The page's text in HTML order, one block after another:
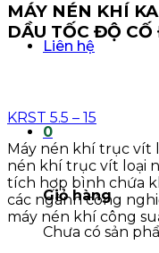
Liên hệ
0
Giỏ hàng
Chưa có sản
MÁY NÉN KHÍ
DẦU TỐC ĐỘ
KRST 5.5 – 15
Máy nén khí trục vít
nén khí trục vít loại
tích hợp bình chứa
các ngành công
máy nén khí công